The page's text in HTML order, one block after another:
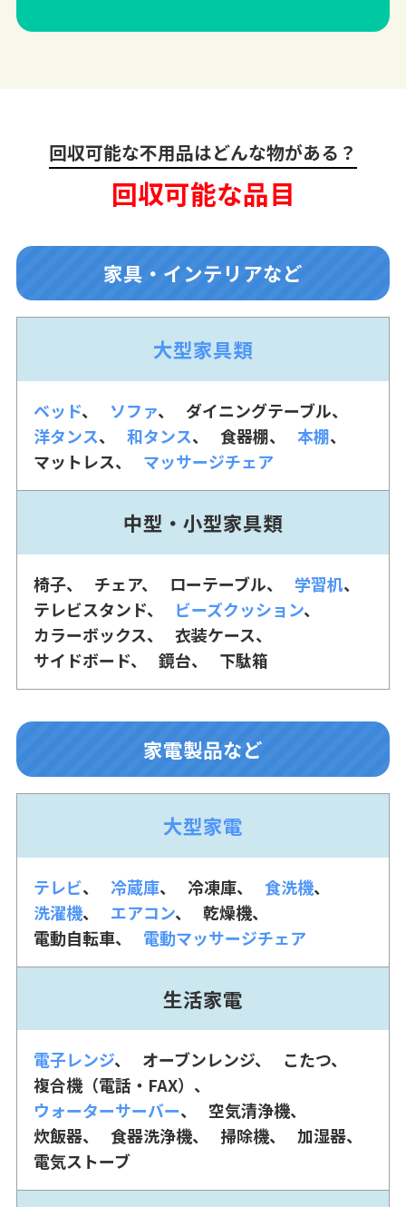
回収可能な不用品はどんな物がある？
回収可能な品目
家具・インテリアなど
大型家具類
ベッド ソファ
ダイニングテーブル
洋タンス
和タンス 食器棚
本棚
マットレス
マッサージチェア
中型・小型家具類
椅子 チェア ローテーブル
学習机
テレビスタンド
ビーズクッション
カラーボックス
衣装ケース
サイドボード
鏡台 下駄箱
家電製品など
大型家電
テレビ 冷蔵庫 冷凍庫
食洗機
洗濯機
エアコン
乾燥機
電動自転車
電動マッサージチェア
生活家電
電子レンジ オーブンレンジ
こたつ
複合機（電話・FAX）
ウォーターサーバー
空気清浄機
炊飯器
食器洗浄機 掃除機
加湿器
電気ストーブ